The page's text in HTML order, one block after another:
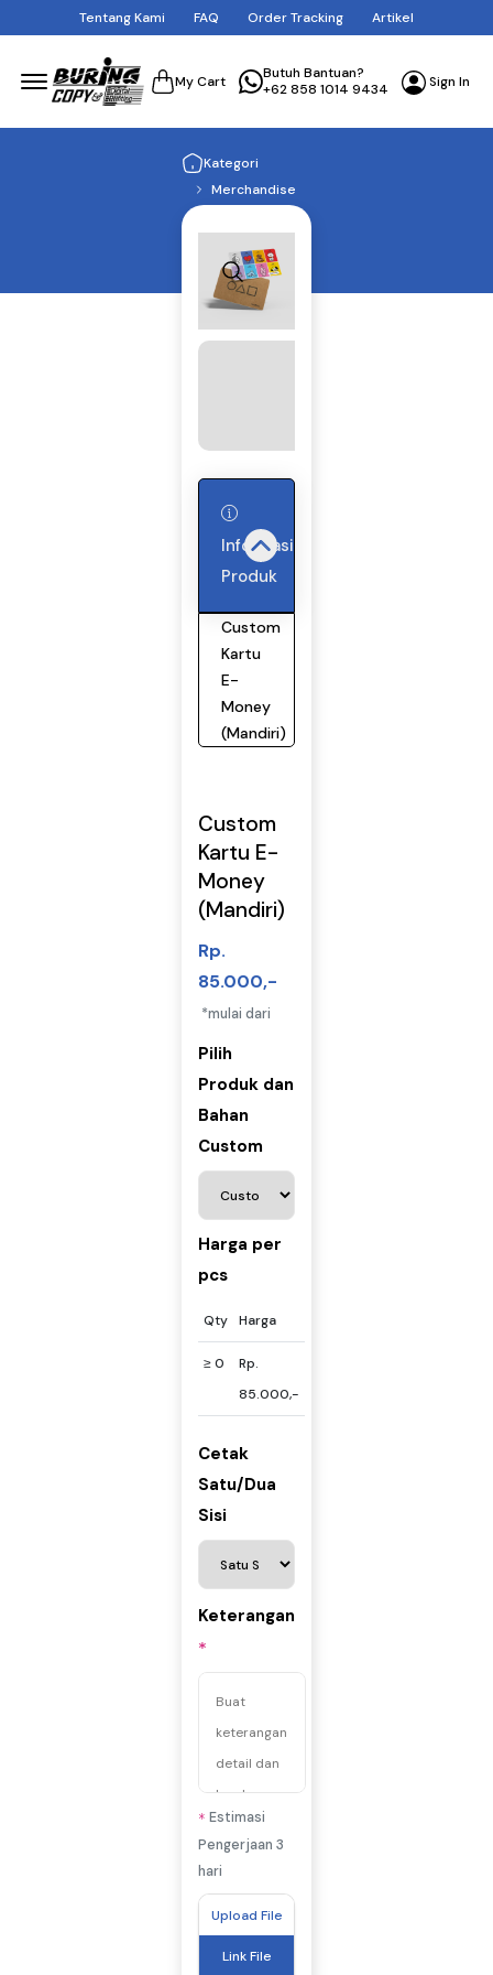
Tentang Kami FAQ Order Tracking Artikel
Menu Open
My Cart
Butuh Bantuan?
+62 858 1014 9434
Sign In
Kategori
Merchandise
Kartu
Custom Kartu
E-Money
(Mandiri)
Informasi
Produk
Custom
Kartu
E-
Money
(Mandiri)
Custom
Kartu E-
Money
(Mandiri)
Rp.
85.000,-
*mulai dari
Pilih
Produk dan
Bahan
Custom
Harga per
pcs
Qty Harga
≥ 0
Rp.
85.000,-
Cetak
Satu/Dua
Sisi
Keterangan
*
* Estimasi
Pengerjaan 3
hari
Upload File
Link File